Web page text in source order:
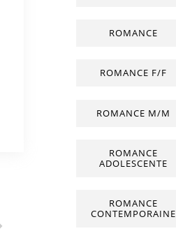
ROMANCE
ROMANCE F/F
ROMANCE M/M
ROMANCE
ADOLESCENTE
ROMANCE
CONTEMPORAINE